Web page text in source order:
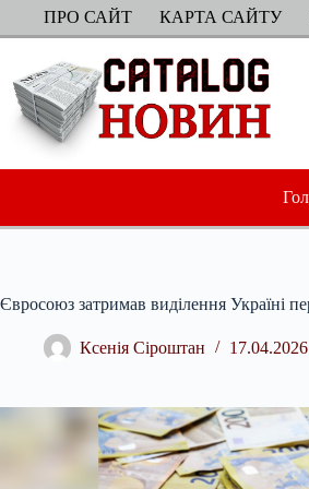
ПерейтиПРО САЙТ КАРТА САЙТУ
Євросоюз затримав виділення Україні
Ксенія Сіроштан 17.04.2026